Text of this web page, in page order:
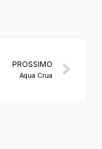
PROSSIMO
Aqua Crua